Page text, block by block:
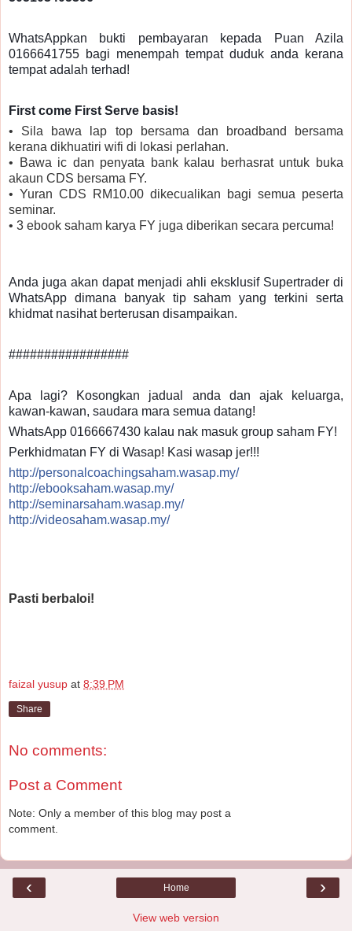
WhatsAppkan bukti pembayaran kepada Puan Azila
0166641755 bagi menempah tempat duduk anda kerana
tempat adalah terhad!
First come First Serve basis!
• Sila bawa lap top bersama dan broadband bersama
kerana dikhuatiri wifi di lokasi perlahan.
• Bawa ic dan penyata bank kalau berhasrat untuk buka
akaun CDS bersama FY.
• Yuran CDS RM10.00 dikecualikan bagi semua peserta
seminar.
• 3 ebook saham karya FY juga diberikan secara percuma!
Anda juga akan dapat menjadi ahli eksklusif Supertrader di
WhatsApp dimana banyak tip saham yang terkini serta
khidmat nasihat berterusan disampaikan.
#################
Apa lagi? Kosongkan jadual anda dan ajak keluarga,
kawan-kawan, saudara mara semua datang!
WhatsApp 0166667430 kalau nak masuk group saham FY!
Perkhidmatan FY di Wasap! Kasi wasap jer!!!
http://personalcoachingsaham.wasap.my/
http://ebooksaham.wasap.my/
http://seminarsaham.wasap.my/
http://videosaham.wasap.my/
Pasti berbaloi!
faizal yusup at 8:39 PM
Share
No comments:
Post a Comment
Note: Only a member of this blog may post a
comment.
‹ ›
Home
View web version